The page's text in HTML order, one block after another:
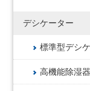
デシケーター
標準型デシ
高機能除湿